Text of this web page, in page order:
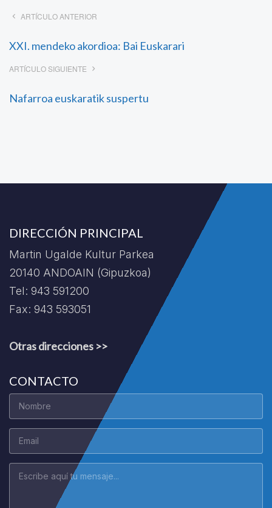
ARTÍCULO ANTERIOR
XXI. mendeko akordioa: Bai Euskarari
ARTÍCULO SIGUIENTE
Nafarroa euskaratik suspertu
DIRECCIÓN PRINCIPAL
Martin Ugalde Kultur Parkea
20140 ANDOAIN (Gipuzkoa)
Tel: 943 591200
Fax: 943 593051
Otras direcciones >>
CONTACTO